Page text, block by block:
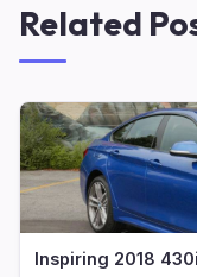
Related
Inspiring 2018